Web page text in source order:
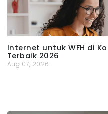
Internet untuk WFH di
Terbaik 2026
Aug 07, 2026